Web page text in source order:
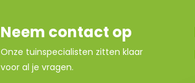
Neem contact op
Onze tuinspecialisten zitten klaar
voor al je vragen.